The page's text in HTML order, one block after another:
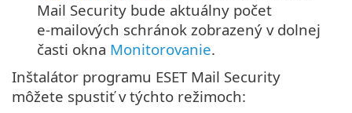
Mail Security bude aktuálny počet
e‑mailových schránok zobrazený v dolnej
časti okna Monitorovanie.
Inštalátor programu ESET Mail Security
môžete spustiť v týchto režimoch: